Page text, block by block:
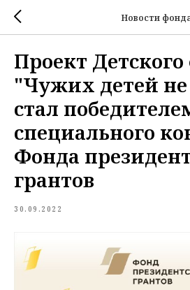
Новости
Проект
"Чужих детей
стал
специального
Фонда
грантов
30.09.2022